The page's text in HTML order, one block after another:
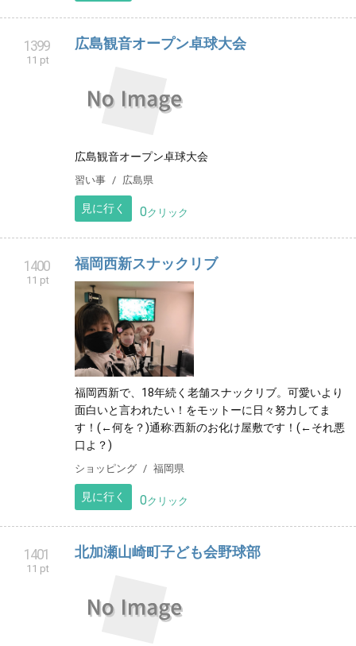
1399
11 pt
広島観音オープン卓球大会
広島観音オープン卓球大会
習い事 広島県
見に行く 0クリック
1400
11 pt
福岡西新スナックリブ
福岡西新で、18年続く老舗スナックリブ。可愛いより
面白いと言われたい！をモットーに日々努力してま
す！(←何を？)通称:西新のお化け屋敷です！(←それ悪
口よ？)
ショッピング 福岡県
見に行く 0クリック
1401
11 pt
北加瀬山崎町子ども会野球部